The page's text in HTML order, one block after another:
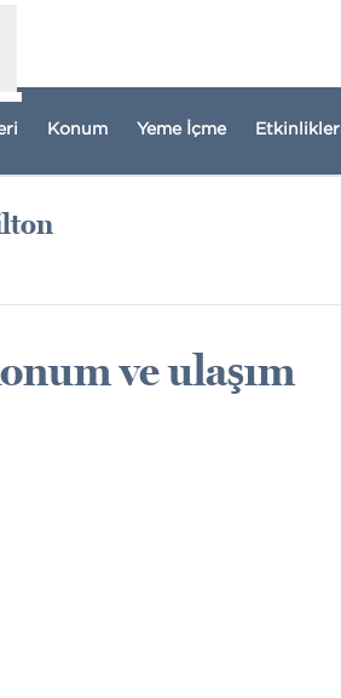
Konum Yeme İçme Etkinlikler
ve ulaşım